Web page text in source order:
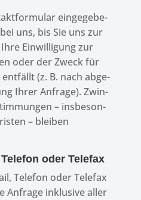
einge­ge­be­
uns, bis Sie uns zur
Einwil­li­gung zur
oder der Zweck für
(z. B. nach abge­
Ihrer Anfrage). Zwin­
– insbe­son­
– blei­ben
oder Telefax
Tele­fon oder Tele­fax
Anfrage inklu­sive aller